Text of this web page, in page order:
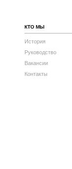
КТО МЫ
История
Руководство
Вакансии
Контакты